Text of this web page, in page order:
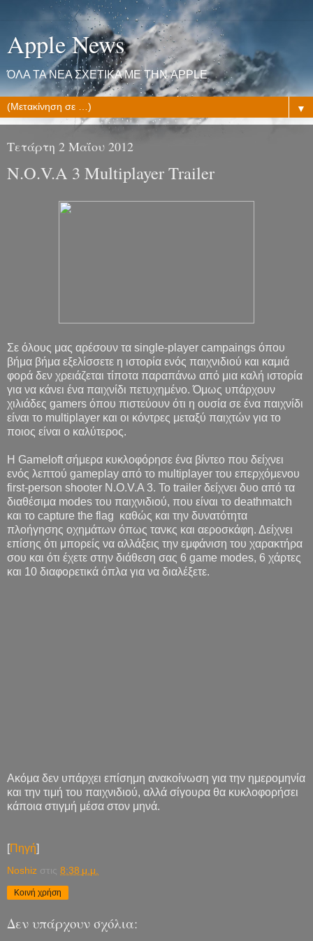
Apple News
ΌΛΑ ΤΑ ΝΕΑ ΣΧΕΤΙΚΑ ΜΕ ΤΗΝ APPLE
▼
Τετάρτη 2 Μαΐου 2012
N.O.V.A 3 Multiplayer Trailer
Σε όλους μας αρέσουν τα single-player campaings όπου
βήμα βήμα εξελίσσετε η ιστορία ενός παιχνιδιού και καμιά
φορά δεν χρειάζεται τίποτα παραπάνω από μια καλή ιστορία
για να κάνει ένα παιχνίδι πετυχημένο. Όμως υπάρχουν
χιλιάδες gamers όπου πιστεύουν ότι η ουσία σε ένα παιχνίδι
είναι το multiplayer και οι κόντρες μεταξύ παιχτών για το
ποιος είναι ο καλύτερος.
Η Gameloft σήμερα κυκλοφόρησε ένα βίντεο που δείχνει
ενός λεπτού gameplay από το multiplayer του επερχόμενου
first-person shooter N.O.V.A 3. Το trailer δείχνει δυο από τα
διαθέσιμα modes του παιχνιδιού, που είναι το deathmatch
και το capture the flag καθώς και την δυνατότητα
πλοήγησης οχημάτων όπως τανκς και αεροσκάφη. Δείχνει
επίσης ότι μπορείς να αλλάξεις την εμφάνιση του χαρακτήρα
σου και ότι έχετε στην διάθεση σας 6 game modes, 6 χάρτες
και 10 διαφορετικά όπλα για να διαλέξετε.
Ακόμα δεν υπάρχει επίσημη ανακοίνωση για την ημερομηνία
και την τιμή του παιχνιδιού, αλλά σίγουρα θα κυκλοφορήσει
κάποια στιγμή μέσα στον μηνά.
[Πηγή]
Noshiz στις 8:38 μ.μ.
Κοινή χρήση
Δεν υπάρχουν σχόλια: